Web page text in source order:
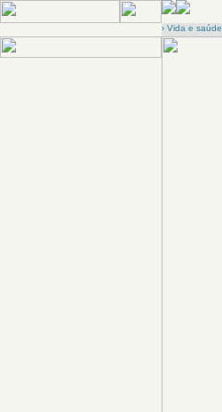
› Vida e saúde